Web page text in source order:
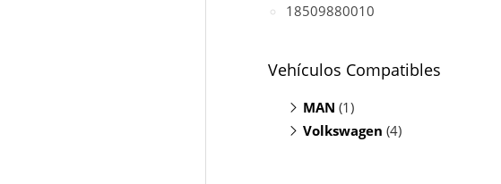
18509880010
Vehículos Compatibles
MAN (1)
TGE Bus 2.0(TDI, motor CXEB)
Volkswagen (4)